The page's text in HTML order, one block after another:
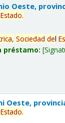
Oeste,
Estado.
Sociedad del
préstamo:
Oeste,
Estado.